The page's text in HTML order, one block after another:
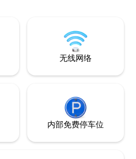
面泳池加热， （ 5
，热水浴缸。
无线网络
内部免费停车位